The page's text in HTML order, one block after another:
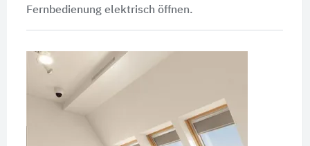
Fernbedienung elektrisch öffnen.